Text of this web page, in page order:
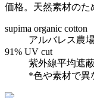
価格。天然素材のた
supima organic cotton
アルバレス農
91% UV cut
紫外線平均遮
*色や素材で異